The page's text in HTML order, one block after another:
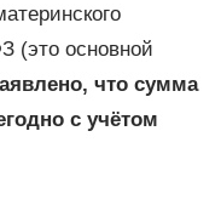
(это основной
что сумма
с учётом